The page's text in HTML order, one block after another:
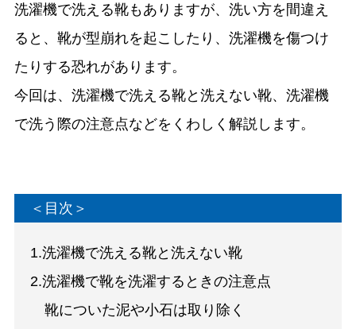
洗濯機で洗える靴もありますが、洗い方を間違え
ると、靴が型崩れを起こしたり、洗濯機を傷つけ
たりする恐れがあります。
今回は、洗濯機で洗える靴と洗えない靴、洗濯機
で洗う際の注意点などをくわしく解説します。
＜目次＞
1.洗濯機で洗える靴と洗えない靴
2.洗濯機で靴を洗濯するときの注意点
靴についた泥や小石は取り除く